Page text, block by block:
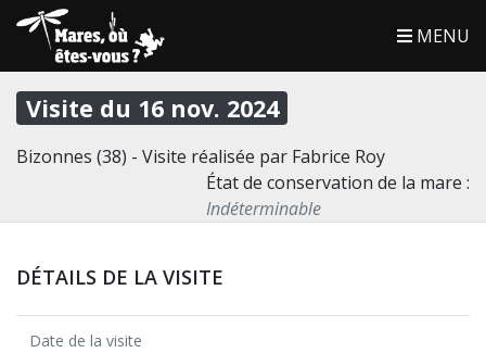
MENU
Visite du 16 nov. 2024
Bizonnes (38) - Visite réalisée par Fabrice Roy
État de conservation de la mare :
Indéterminable
DÉTAILS DE LA VISITE
Date de la visite